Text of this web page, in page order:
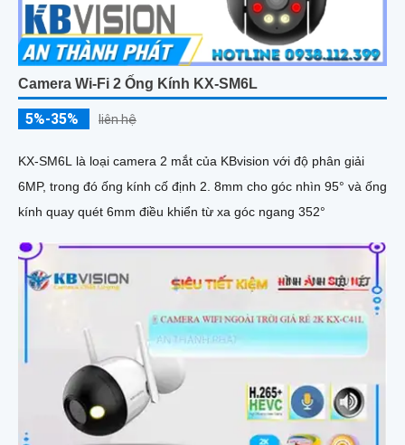
Camera Wi-Fi 2 Ống Kính KX-SM6L
5%-35% liên hệ
KX-SM6L là loại camera 2 mắt của KBvision với độ phân giải
6MP, trong đó ống kính cố định 2. 8mm cho góc nhìn 95° và ống
kính quay quét 6mm điều khiển từ xa góc ngang 352°